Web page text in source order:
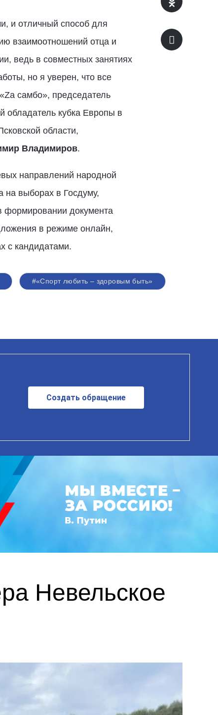
и отличный способ для
взаимоотношений отца и
ведь в совместных занятиях
но я уверен, что все
самбо», председатель
обладатель кубка Европы в
области,
Владимиров.
направлений народной
на выборах в Госдуму,
формировании документа
в режиме онлайн,
с кандидатами.
#«Спорт любить – здоровым быть»
Создать обращение
Невельское